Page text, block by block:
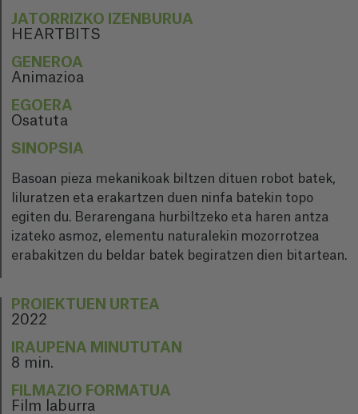
JATORRIZKO IZENBURUA
HEARTBITS
GENEROA
Animazioa
EGOERA
Osatuta
SINOPSIA
Basoan pieza mekanikoak biltzen dituen robot batek,
liluratzen eta erakartzen duen ninfa batekin topo
egiten du. Berarengana hurbiltzeko eta haren antza
izateko asmoz, elementu naturalekin mozorrotzea
erabakitzen du beldar batek begiratzen dien bitartean.
PROIEKTUEN URTEA
2022
IRAUPENA MINUTUTAN
8 min.
FILMAZIO FORMATUA
Film laburra